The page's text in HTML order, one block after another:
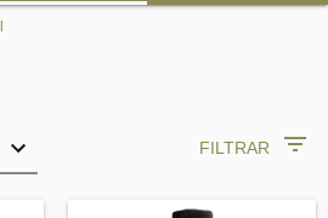
FILTRAR